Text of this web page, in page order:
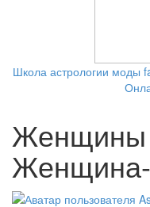
Школа астрологии моды
Женщины